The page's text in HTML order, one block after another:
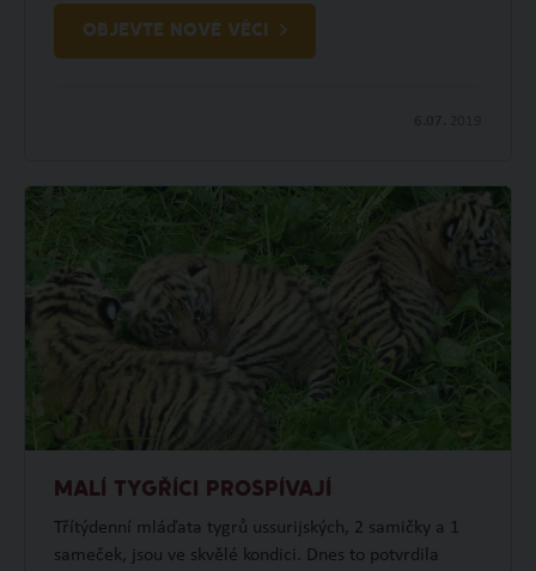
OBJEVTE NOVÉ VĚCI
MALÍ TYGŘÍCI PROSPÍVAJÍ
Třítýdenní mláďata tygrů ussurijských, 2 samičky a 1
sameček, jsou ve skvělé kondici. Dnes to potvrdila